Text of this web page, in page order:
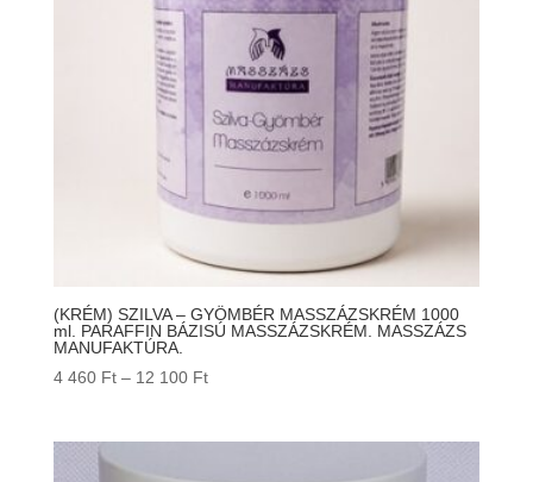
(KRÉM) SZILVA – GYÖMBÉR MASSZÁZSKRÉM 1000
ml. PARAFFIN BÁZISÚ MASSZÁZSKRÉM. MASSZÁZS
MANUFAKTÚRA.
4 460 Ft – 12 100 FtÁrtartomány: